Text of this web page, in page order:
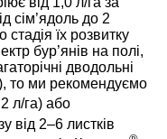
сім’ядоль до 2
їх розвитку
бур’янів на полі,
дводольні
то ми рекомендуємо
л/га) або
від 2–6 листків